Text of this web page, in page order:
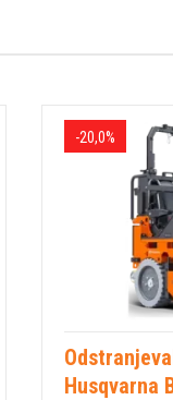
-20,0%
Husqvarna